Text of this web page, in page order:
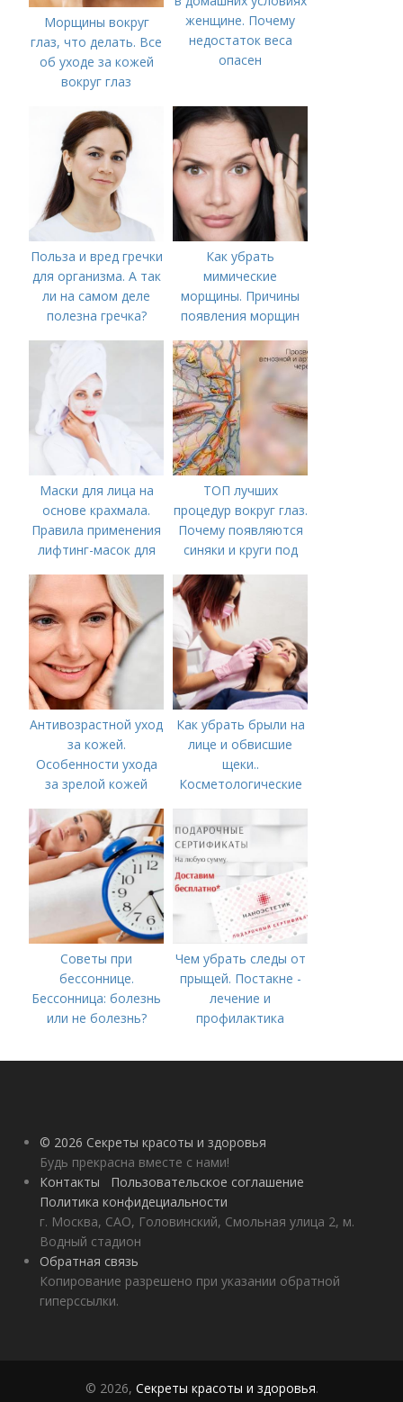
Морщины вокруг
глаз, что делать. Все
об уходе за кожей
вокруг глаз
женщине. Почему
недостаток веса
опасен
Польза и вред гречки
для организма. А так
ли на самом деле
полезна гречка?
Как убрать
мимические
морщины. Причины
появления морщин
Маски для лица на
основе крахмала.
Правила применения
лифтинг-масок для
ТОП лучших
процедур вокруг глаз.
Почему появляются
синяки и круги под
Антивозрастной уход
за кожей.
Особенности ухода
за зрелой кожей
Как убрать брыли на
лице и обвисшие
щеки..
Косметологические
Советы при
бессоннице.
Бессонница: болезнь
или не болезнь?
Чем убрать следы от
прыщей. Постакне -
лечение и
профилактика
© 2026 Секреты красоты и здоровья
Будь прекрасна вместе с нами!
Контакты
Пользовательское соглашение
Политика конфидециальности
г. Москва, САО, Головинский, Смольная улица 2, м.
Водный стадион
Обратная связь
Копирование разрешено при указании обратной
гиперссылки.
© 2026, Секреты красоты и здоровья.